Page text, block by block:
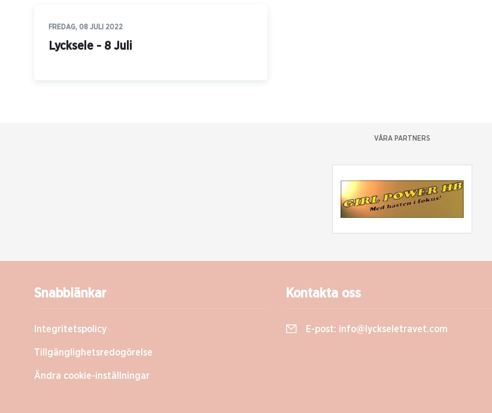
FREDAG, 08 JULI 2022
Lycksele - 8 Juli
VÅRA PARTNERS
Snabblänkar
Integritetspolicy
Tillgänglighetsredogörelse
Ändra cookie-inställningar
Kontakta oss
E-post: info@lyckseletravet.com